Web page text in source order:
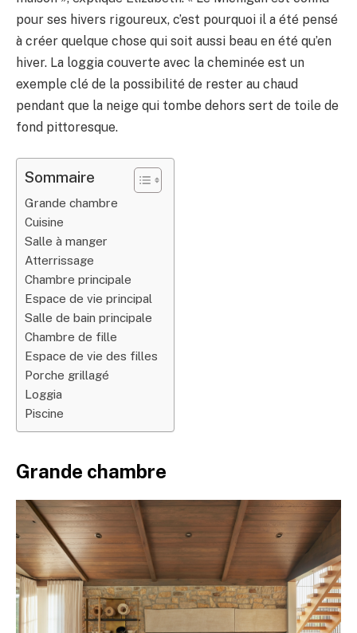
pour ses hivers rigoureux, c’est pourquoi il a été pensé
à créer quelque chose qui soit aussi beau en été qu’en
hiver. La loggia couverte avec la cheminée est un
exemple clé de la possibilité de rester au chaud
pendant que la neige qui tombe dehors sert de toile de
fond pittoresque.
Sommaire
Grande chambre
Cuisine
Salle à manger
Atterrissage
Chambre principale
Espace de vie principal
Salle de bain principale
Chambre de fille
Espace de vie des filles
Porche grillagé
Loggia
Piscine
Grande chambre